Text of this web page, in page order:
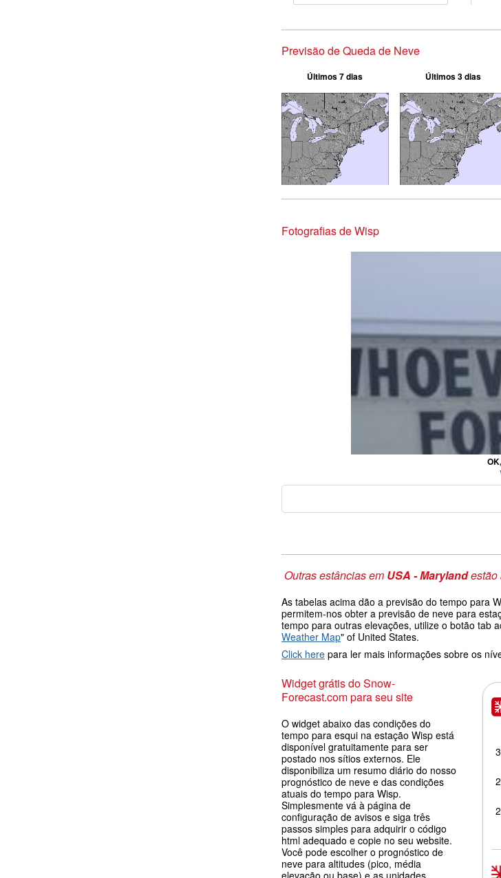
Previsão de Queda de Neve
Últimos 7 dias Últimos 3 dias
Fotografias de Wisp
Outras estâncias em USA - Marylandestão
As tabelas acima dão a previsão do tempo para
permitem-nos obter a previsão de neve para
tempo para outras elevações, utilize o botão tab
Weather Map" of United States.
Click here para ler mais informações sobre os
Widget grátis do Snow-
Forecast.com para seu site
O widget abaixo das condições do
tempo para esqui na estação Wisp está
disponível gratuitamente para ser
postado nos sítios externos. Ele
disponibiliza um resumo diário do nosso
prognóstico de neve e das condições
atuais do tempo para Wisp.
Simplesmente vá à página de
configuração de avisos e siga três
passos simples para adquirir o código
html adequado e copie no seu website.
Você pode escolher o prognóstico de
neve para altitudes (pico, média